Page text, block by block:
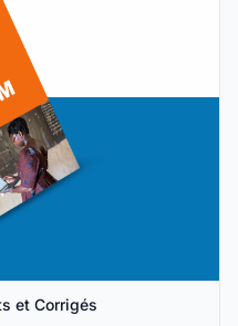
et Corrigés